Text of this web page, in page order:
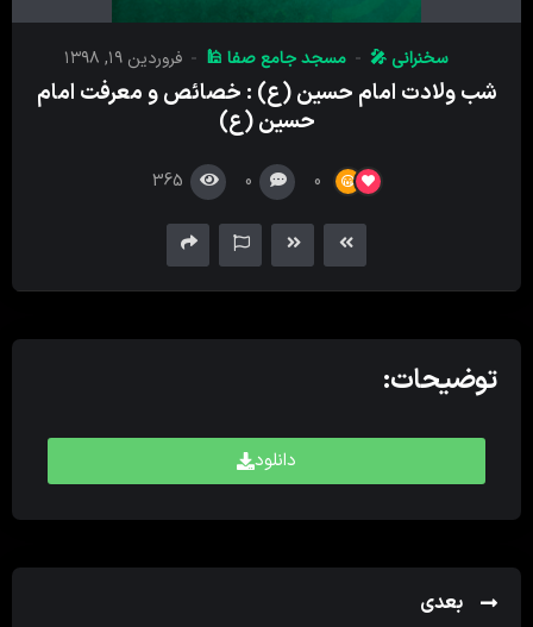
سخنرانی 🎤 مسجد جامع صفا 🕌 فروردین ۱۹, ۱۳۹۸
شب ولادت امام حسین (ع) : خصائص و معرفت امام
حسین (ع)
0
0
365
توضیحات:
دانلود
بعدی